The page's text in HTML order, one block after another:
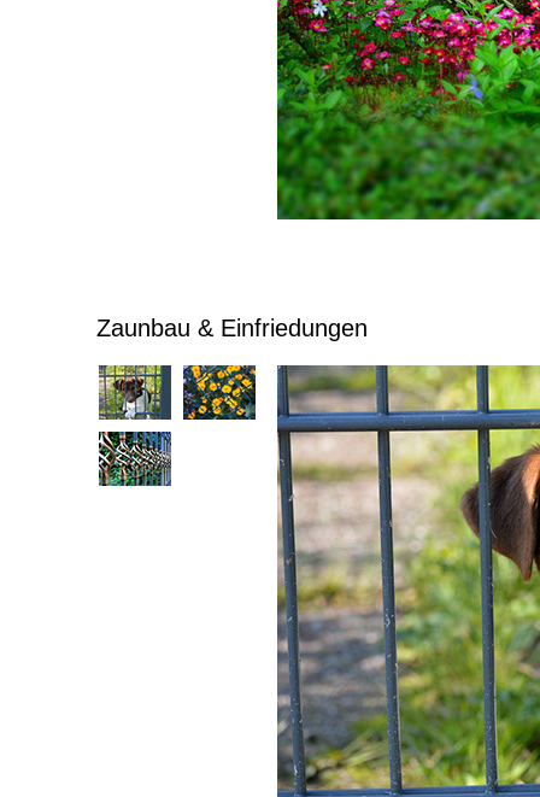
Zaunbau & Einfriedungen